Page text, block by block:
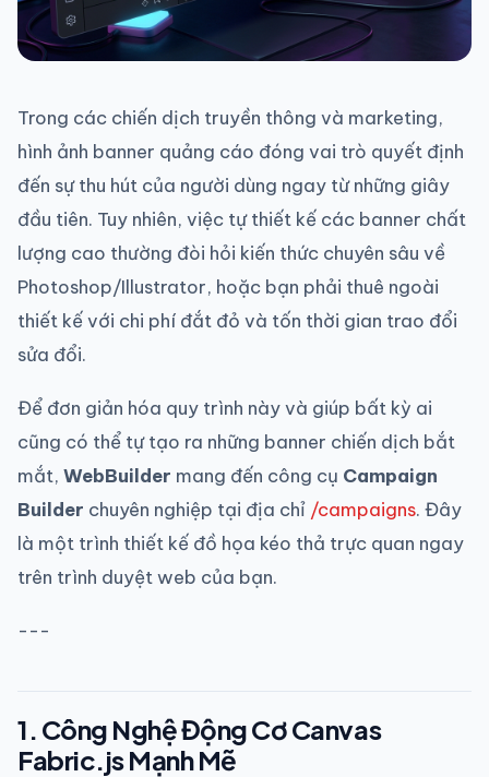
Trong các chiến dịch truyền thông và marketing,
hình ảnh banner quảng cáo đóng vai trò quyết định
đến sự thu hút của người dùng ngay từ những giây
đầu tiên. Tuy nhiên, việc tự thiết kế các banner chất
lượng cao thường đòi hỏi kiến thức chuyên sâu về
Photoshop/Illustrator, hoặc bạn phải thuê ngoài
thiết kế với chi phí đắt đỏ và tốn thời gian trao đổi
sửa đổi.
Để đơn giản hóa quy trình này và giúp bất kỳ ai
cũng có thể tự tạo ra những banner chiến dịch bắt
mắt, WebBuilder mang đến công cụ Campaign
Builder chuyên nghiệp tại địa chỉ /campaigns. Đây
là một trình thiết kế đồ họa kéo thả trực quan ngay
trên trình duyệt web của bạn.
---
1. Công Nghệ Động Cơ Canvas
Fabric.js Mạnh Mẽ